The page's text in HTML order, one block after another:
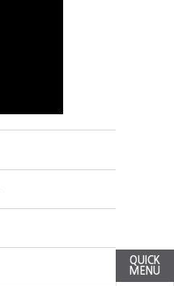
QUICK
MENU